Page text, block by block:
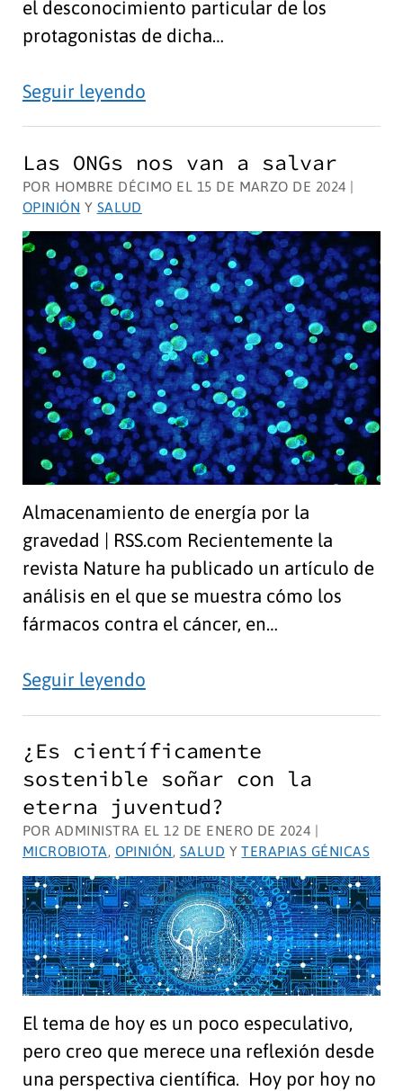
el desconocimiento particular de los
protagonistas de dicha…
Seguir leyendoLa
más
por
el
Calentamiento
Global
Las ONGs nos van a salvar
POR HOMBRE DÉCIMO EL 15 DE MARZO DE 2024 |
OPINIÓN Y SALUD
Almacenamiento de energía por la
gravedad | RSS.com Recientemente la
revista Nature ha publicado un artículo de
análisis en el que se muestra cómo los
fármacos contra el cáncer, en…
Seguir leyendoLas
van
a
salvar
¿Es científicamente
sostenible soñar con la
eterna juventud?
POR ADMINISTRA EL 12 DE ENERO DE 2024 |
MICROBIOTA, OPINIÓN, SALUD YTERAPIAS GÉNICAS
El tema de hoy es un poco especulativo,
pero creo que merece una reflexión desde
una perspectiva científica. Hoy por hoy no